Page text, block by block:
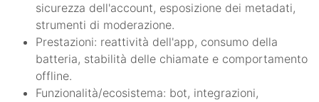
sicurezza dell'account, esposizione dei metadati,
strumenti di moderazione.
Prestazioni: reattività dell'app, consumo della
batteria, stabilità delle chiamate e comportamento
offline.
Funzionalità/ecosistema: bot, integrazioni,